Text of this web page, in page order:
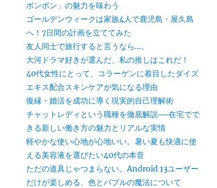
ボンボン」の魅力を味わう
ゴールデンウィークは家族4人で鹿児島・屋久島
へ！7日間の計画を立ててみた
友人同士で旅行すると言うなら…。
大河ドラマ好きが選んだ、私の推しはこれだ！
40代女性にとって、コラーゲンに着目したダイズ
エキス配合スキンケアが気になる理由
復縁・婚活を成功に導く現実的自己理解術
チャットレディという職種を徹底解説──在宅でで
きる新しい働き方の魅力とリアルな実情
軽やかな使い心地が心地いい。暑い夏も快適に使
える美容液を選びたい40代の本音
ただの道具じゃつまらない。Android 13ユーザー
だけが楽しめる、色とバブルの魔法について